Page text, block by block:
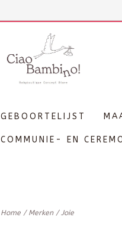
GEBOORTELIJST
COMMUNIE- EN
Home / Merken/Joie